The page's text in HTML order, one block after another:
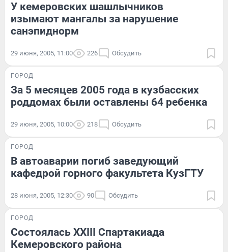
У кемеровских шашлычников
изымают мангалы за нарушение
санэпиднорм
29 июня, 2005, 11:00 226 Обсудить
ГОРОД
За 5 месяцев 2005 года в кузбасских
роддомах были оставлены 64 ребенка
29 июня, 2005, 10:00 218 Обсудить
ГОРОД
В автоаварии погиб заведующий
кафедрой горного факультета КузГТУ
28 июня, 2005, 12:30 90 Обсудить
ГОРОД
Состоялась XXIII Спартакиада
Кемеровского района